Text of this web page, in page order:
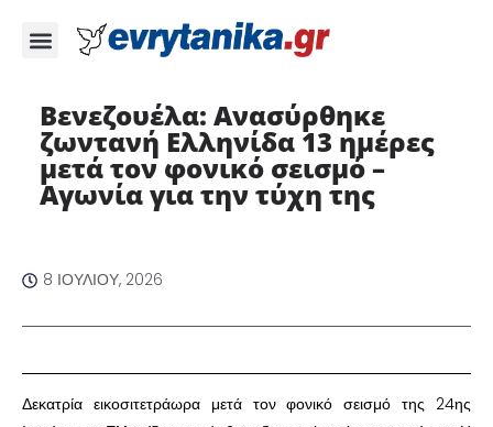
Βενεζουέλα: Ανασύρθηκε
ζωντανή Ελληνίδα 13 ημέρες
μετά τον φονικό σεισμό –
Αγωνία για την τύχη της ​
8 ΙΟΥΛΊΟΥ, 2026
​Δεκατρία εικοσιτετράωρα μετά τον φονικό σεισμό της 24ης